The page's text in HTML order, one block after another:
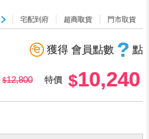
宅配到府 超商取貨 門市取貨
獲得 會員點數 ? 點
12,800 特價 10,240